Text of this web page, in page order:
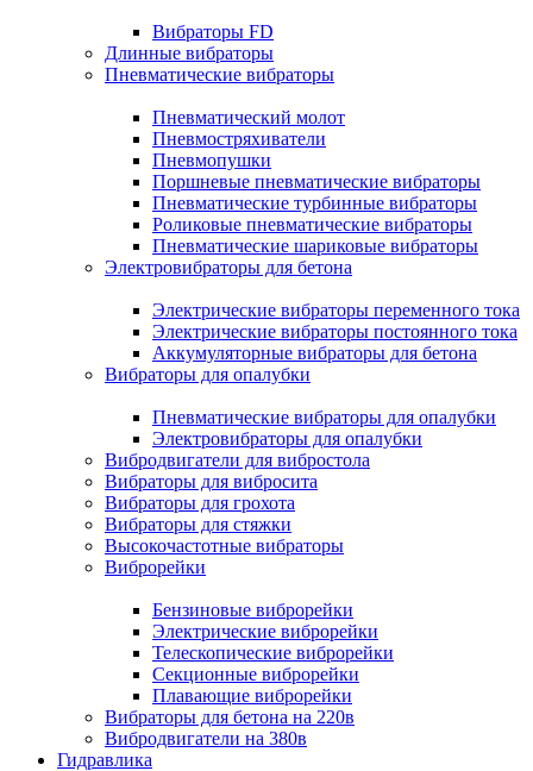
Вибраторы FD
Длинные вибраторы
Пневматические вибраторы
Пневматический молот
Пневмостряхиватели
Пневмопушки
Поршневые пневматические вибраторы
Пневматические турбинные вибраторы
Роликовые пневматические вибраторы
Пневматические шариковые вибраторы
Электровибраторы для бетона
Электрические вибраторы переменного тока
Электрические вибраторы постоянного тока
Аккумуляторные вибраторы для бетона
Вибраторы для опалубки
Пневматические вибраторы для опалубки
Электровибраторы для опалубки
Вибродвигатели для вибростола
Вибраторы для вибросита
Вибраторы для грохота
Вибраторы для стяжки
Высокочастотные вибраторы
Виброрейки
Бензиновые виброрейки
Электрические виброрейки
Телескопические виброрейки
Секционные виброрейки
Плавающие виброрейки
Вибраторы для бетона на 220в
Вибродвигатели на 380в
Гидравлика